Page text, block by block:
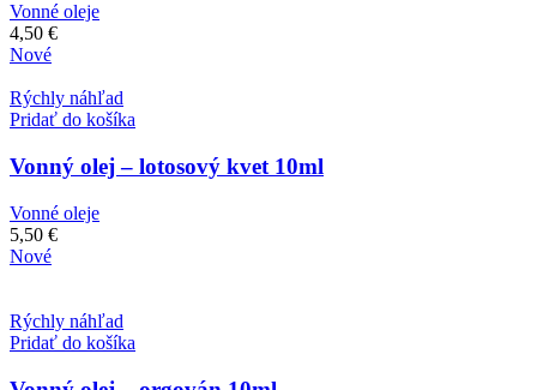
Vonné oleje
4,50 €
Nové
Rýchly náhľad
Pridať do košíka
Vonný olej – lotosový kvet 10ml
Vonné oleje
5,50 €
Nové
Rýchly náhľad
Pridať do košíka